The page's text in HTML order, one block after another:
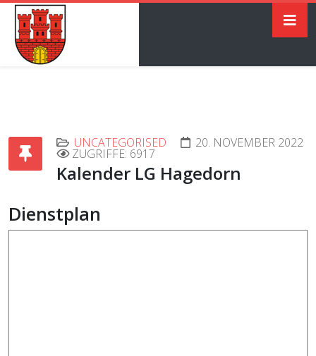
UNCATEGORISED 20. NOVEMBER 2022
ZUGRIFFE: 6917
Kalender LG Hagedorn
Dienstplan